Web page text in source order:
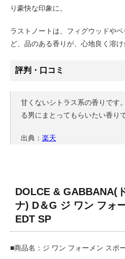
り豪快な印象に。
ラストノートは、フィグウッドや
ど、品のある香りが、心地良く溶け
評判・口コミ
甘くないシトラス系の香りです
る男にまとってもらいたい香り
出典： 楽天
DOLCE & GABBANA(
ナ) D＆G ジ ワン フォ
EDT SP
■商品名：ジ ワン フォーメン スポ